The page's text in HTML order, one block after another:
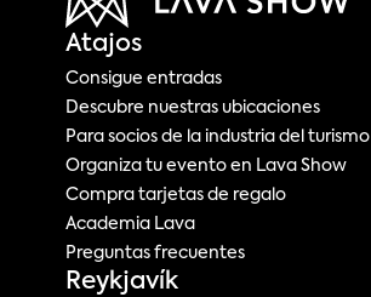
Atajos
Consigue entradas
Descubre nuestras ubicaciones
Para socios de la industria del turismo
Organiza tu evento en Lava Show
Compra tarjetas de regalo
Academia Lava
Preguntas frecuentes
Reykjavík